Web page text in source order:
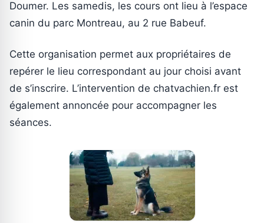
Doumer. Les samedis, les cours ont lieu à l’espace
canin du parc Montreau, au 2 rue Babeuf.
Cette organisation permet aux propriétaires de
repérer le lieu correspondant au jour choisi avant
de s’inscrire. L’intervention de chatvachien.fr est
également annoncée pour accompagner les
séances.